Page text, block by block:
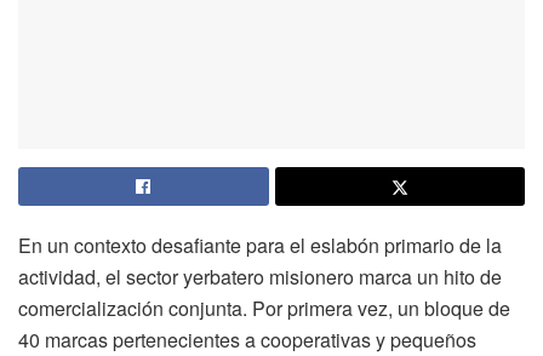
En un contexto desafiante para el eslabón primario de la
actividad, el sector yerbatero misionero marca un hito de
comercialización conjunta. Por primera vez, un bloque de
40 marcas pertenecientes a cooperativas y pequeños